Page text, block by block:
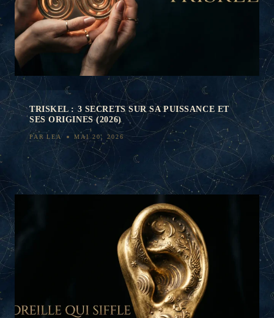
TRISKEL : 3 SECRETS SUR SA PUISSANCE ET
SES ORIGINES (2026)
PAR LEA MAI 20, 2026